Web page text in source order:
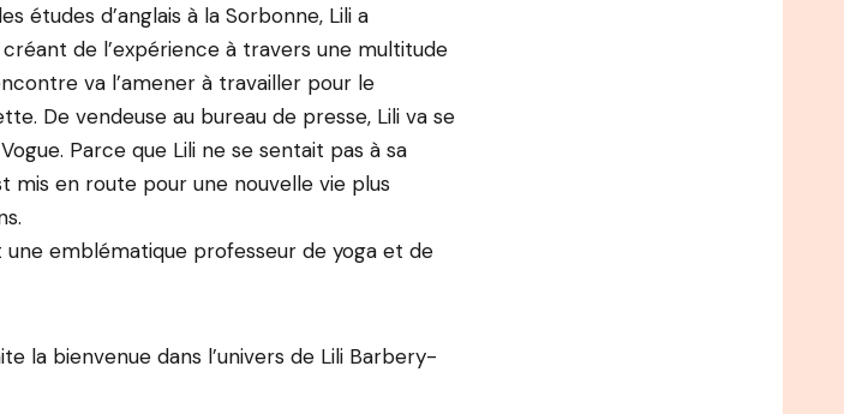
études d’anglais à la Sorbonne, Lili a
de l’expérience à travers une multitude
va l’amener à travailler pour le
De vendeuse au bureau de presse, Lili va se
Parce que Lili ne se sentait pas à sa
mis en route pour une nouvelle vie plus
une emblématique professeur de yoga et de
la bienvenue dans l’univers de Lili Barbery-